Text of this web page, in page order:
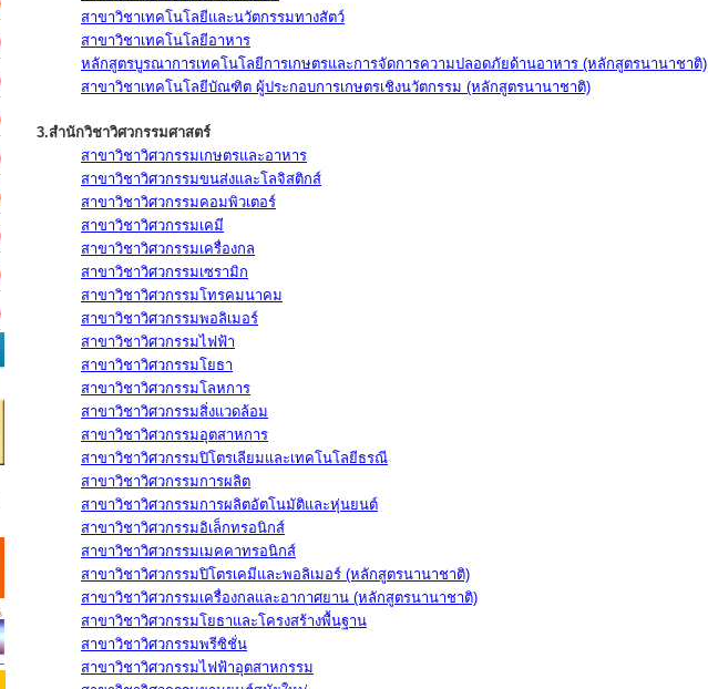
สาขาวิชาเทคโนโลยีและนวัตกรรมทางสัตว์
สาขาวิชาเทคโนโลยีอาหาร
หลักสูตรบูรณาการเทคโนโลยีการเกษตรและการจัดการความปลอดภัยด้านอาหาร (หลักสูตรนานาชาติ)
สาขาวิชาเทคโนโลยีบัณฑิต ผู้ประกอบการเกษตรเชิงนวัตกรรม (หลักสูตรนานาชาติ)
3.สำนักวิชาวิศวกรรมศาสตร์
สาขาวิชาวิศวกรรมเกษตรและอาหาร
สาขาวิชาวิศวกรรมขนส่งและโลจิสติกส์
สาขาวิชาวิศวกรรมคอมพิวเตอร์
สาขาวิชาวิศวกรรมเคมี
สาขาวิชาวิศวกรรมเครื่องกล
สาขาวิชาวิศวกรรมเซรามิก
สาขาวิชาวิศวกรรมโทรคมนาคม
สาขาวิชาวิศวกรรมพอลิเมอร์
สาขาวิชาวิศวกรรมไฟฟ้า
สาขาวิชาวิศวกรรมโยธา
สาขาวิชาวิศวกรรมโลหการ
สาขาวิชาวิศวกรรมสิ่งแวดล้อม
สาขาวิชาวิศวกรรมอุตสาหการ
สาขาวิชาวิศวกรรมปิโตรเลียมและเทคโนโลยีธรณี
สาขาวิชาวิศวกรรมการผลิต
สาขาวิชาวิศวกรรมการผลิตอัตโนมัติและหุ่นยนต์
สาขาวิชาวิศวกรรมอิเล็กทรอนิกส์
สาขาวิชาวิศวกรรมเมคคาทรอนิกส์
สาขาวิชาวิศวกรรมปิโตรเคมีและพอลิเมอร์ (หลักสูตรนานาชาติ)
สาขาวิชาวิศวกรรมเครื่องกลและอากาศยาน (หลักสูตรนานาชาติ)
สาขาวิชาวิศวกรรมโยธาและโครงสร้างพื้นฐาน
สาขาวิชาวิศวกรรมพรีซิชั่น
สาขาวิชาวิศวกรรมไฟฟ้าอุตสาหกรรม